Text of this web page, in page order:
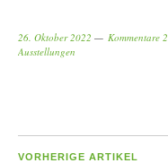
26. Oktober 2022
Kommentare 2
Ausstellungen
VORHERIGE ARTIKEL